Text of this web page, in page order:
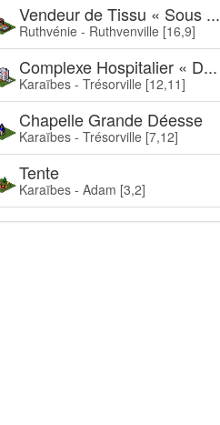
Vendeur de Tissu « Sous ...
Ruthvénie - Ruthvenville [16,9]
Complexe Hospitalier « D...
Karaïbes - Trésorville [12,11]
Chapelle Grande Déesse
Karaïbes - Trésorville [7,12]
Tente
Karaïbes - Adam [3,2]